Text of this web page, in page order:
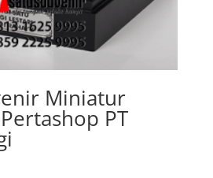
Miniatur
PT